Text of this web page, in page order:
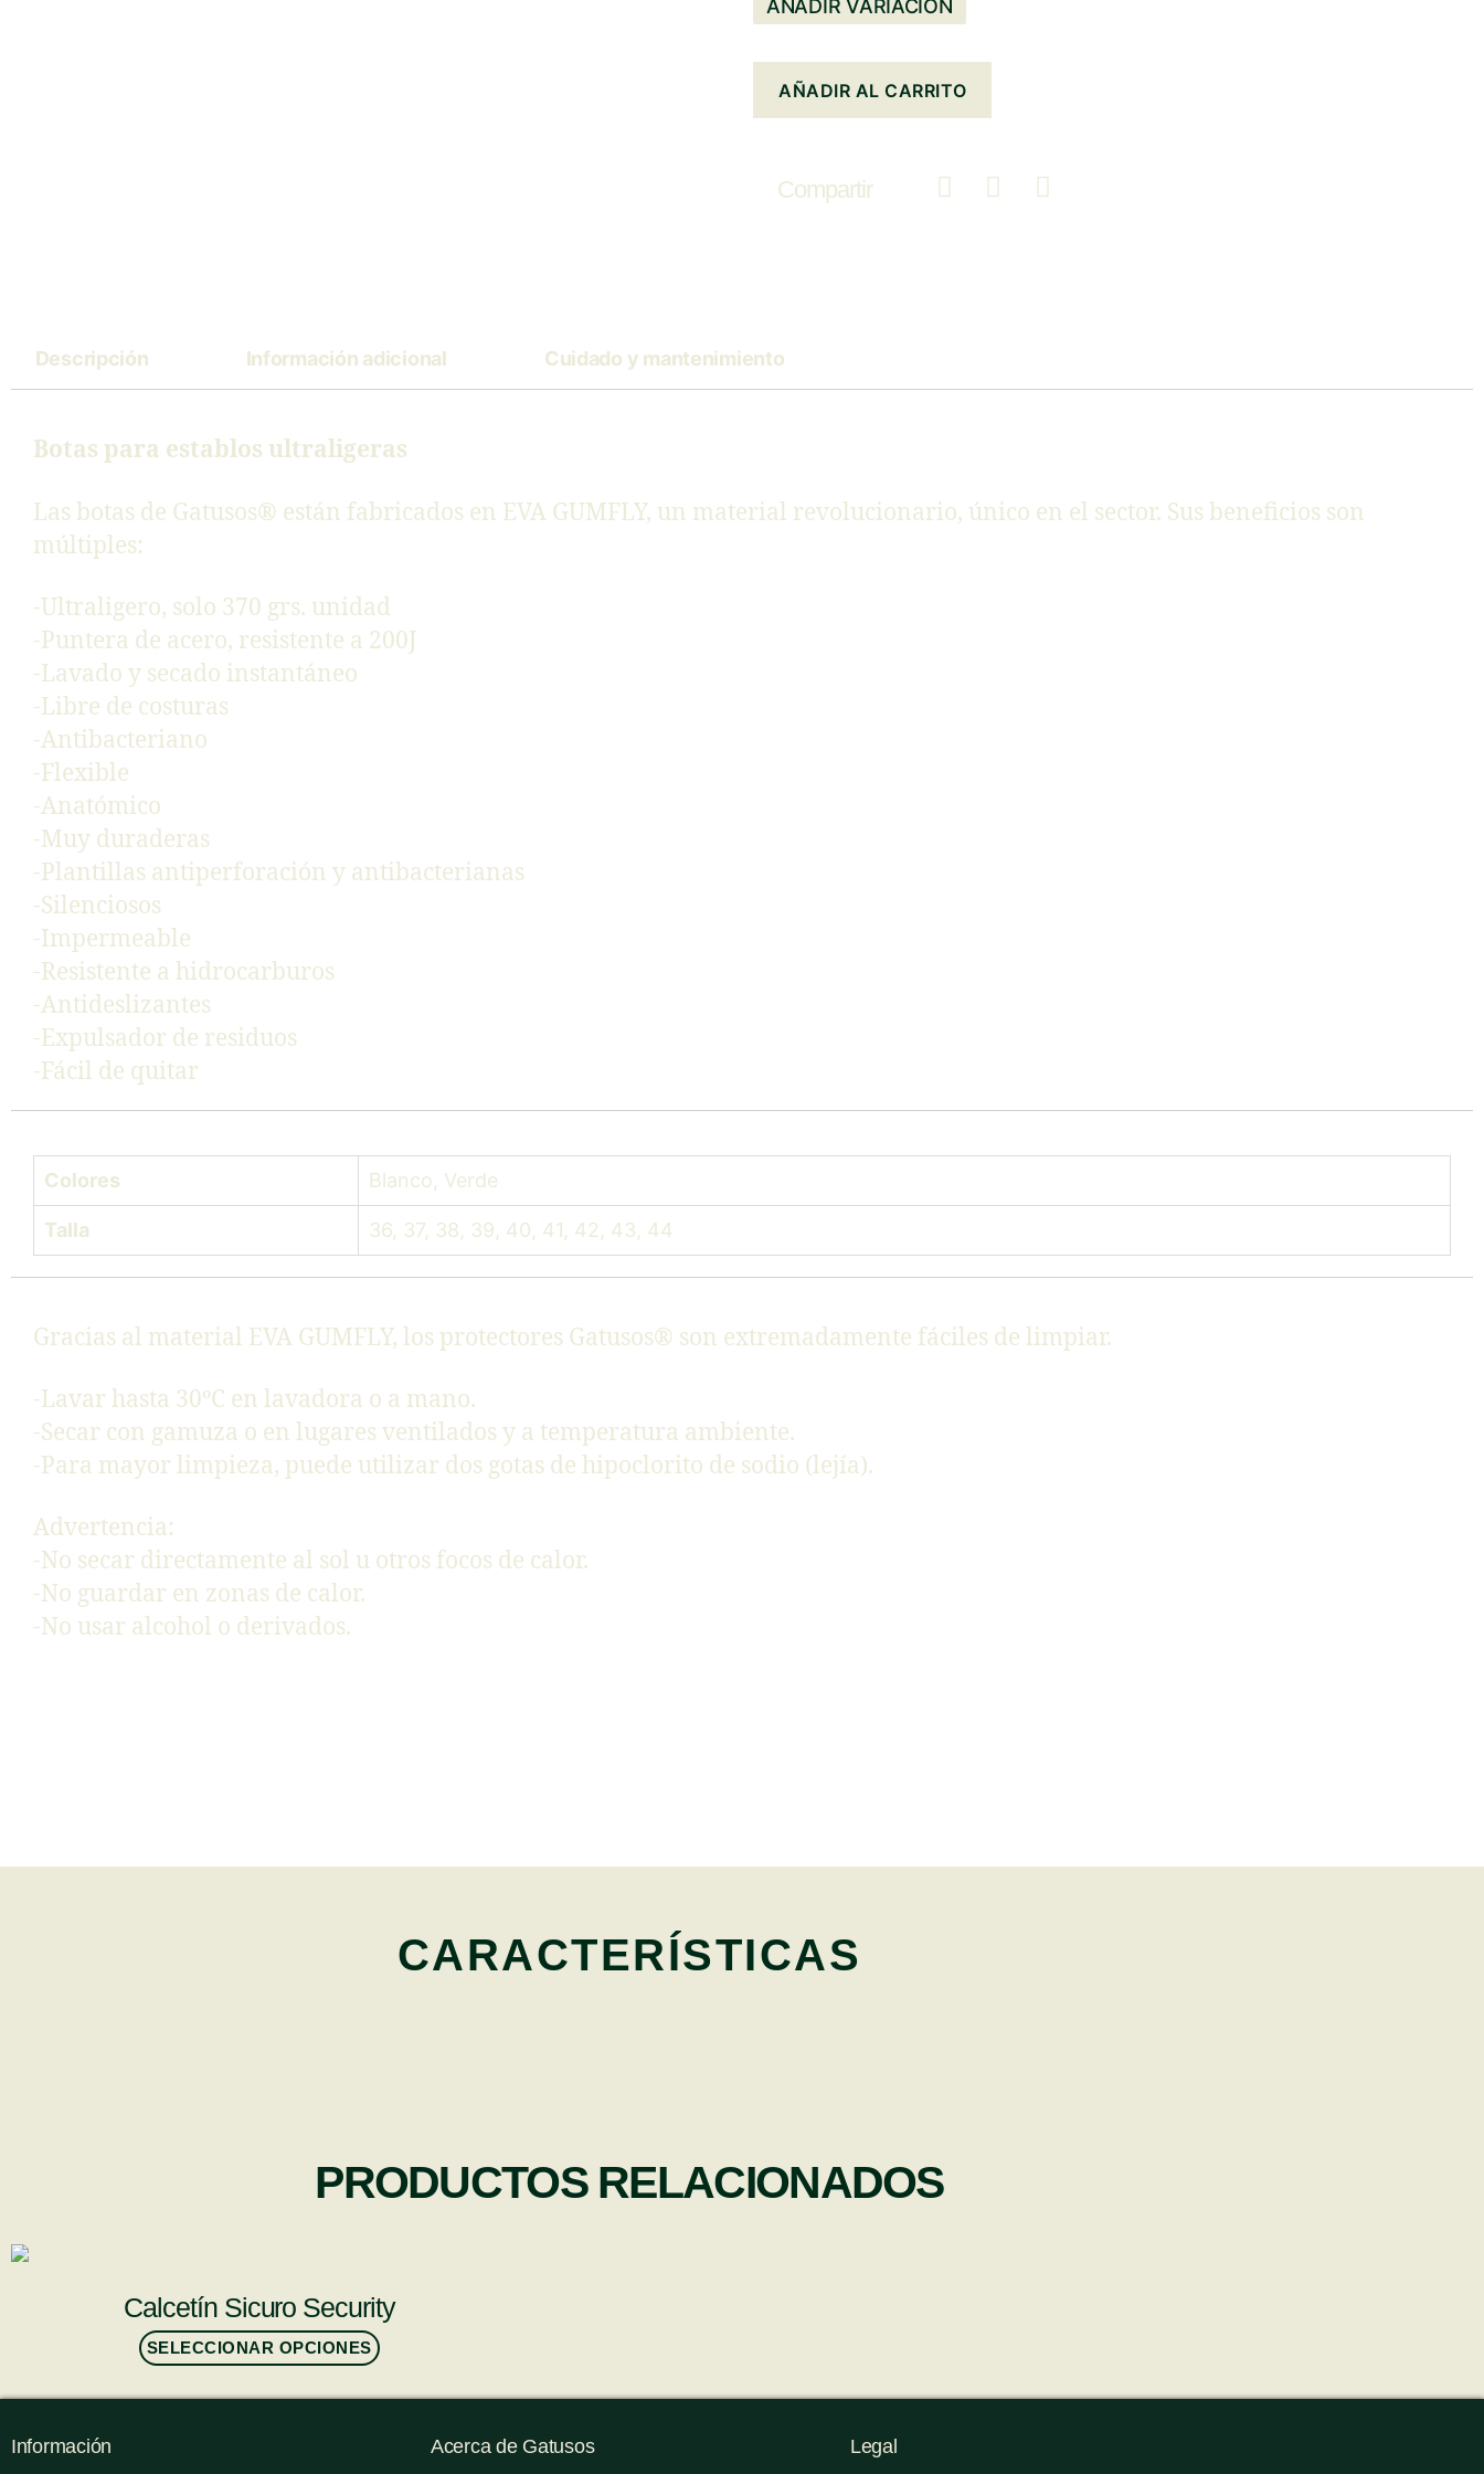
AÑADIR VARIACIÓN
AÑADIR AL CARRITO
Compartir
Descripción Información adicional Cuidado y mantenimiento
Botas para establos ultraligeras
Las botas de Gatusos® están fabricados en EVA GUMFLY, un material revolucionario, único en el sector. Sus beneficios son
múltiples:
-Ultraligero, solo 370 grs. unidad
-Puntera de acero, resistente a 200J
-Lavado y secado instantáneo
-Libre de costuras
-Antibacteriano
-Flexible
-Anatómico
-Muy duraderas
-Plantillas antiperforación y antibacterianas
-Silenciosos
-Impermeable
-Resistente a hidrocarburos
-Antideslizantes
-Expulsador de residuos
-Fácil de quitar
Colores Blanco, Verde
Talla 36, 37, 38, 39, 40, 41, 42, 43, 44
Gracias al material EVA GUMFLY, los protectores Gatusos® son extremadamente fáciles de limpiar.
-Lavar hasta 30ºC en lavadora o a mano.
-Secar con gamuza o en lugares ventilados y a temperatura ambiente.
-Para mayor limpieza, puede utilizar dos gotas de hipoclorito de sodio (lejía).
Advertencia:
-No secar directamente al sol u otros focos de calor.
-No guardar en zonas de calor.
-No usar alcohol o derivados.
CARACTERÍSTICAS
PRODUCTOS RELACIONADOS
Calcetín Sicuro Security
SELECCIONAR OPCIONES
Información Acerca de Gatusos Legal